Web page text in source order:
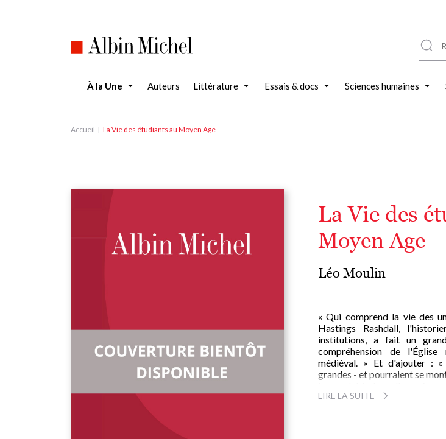
À la Une Auteurs Littérature Essais & docs Sciences humaines
Accueil La Vie des étudiants au Moyen Age
La Vie des
Moyen Age
Léo Moulin
« Qui comprend la vie des
Hastings Rashdall,
institutions, a fait un
compréhension de
médiéval. » Et d'ajouter : «
grandes - et pourraient se
aujourd'hui moins désertées.
LIRE LA SUITE